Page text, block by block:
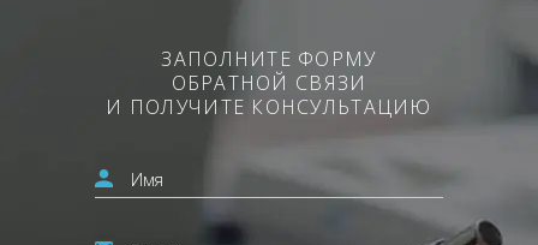
ЗАПОЛНИТЕ ФОРМУ
ОБРАТНОЙ СВЯЗИ
И ПОЛУЧИТЕ КОНСУЛЬТАЦИЮ